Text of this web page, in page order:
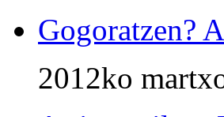
Gogoratzen?
2012ko